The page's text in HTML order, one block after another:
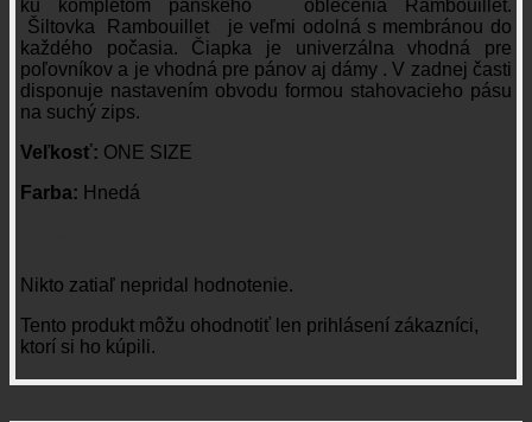
ku kompletom pánskeho oblečenia Rambouillet.
Šiltovka Rambouillet je veľmi odolná s membránou do
každého počasia. Čiapka je univerzálna vhodná pre
poľovníkov a je vhodná pre pánov aj dámy . V zadnej časti
disponuje nastavením obvodu formou stahovacieho pásu
na suchý zips.
Veľkosť: ONE SIZE
Farba: Hnedá
Nikto zatiaľ nepridal hodnotenie.
Tento produkt môžu ohodnotiť len prihlásení zákazníci,
ktorí si ho kúpili.